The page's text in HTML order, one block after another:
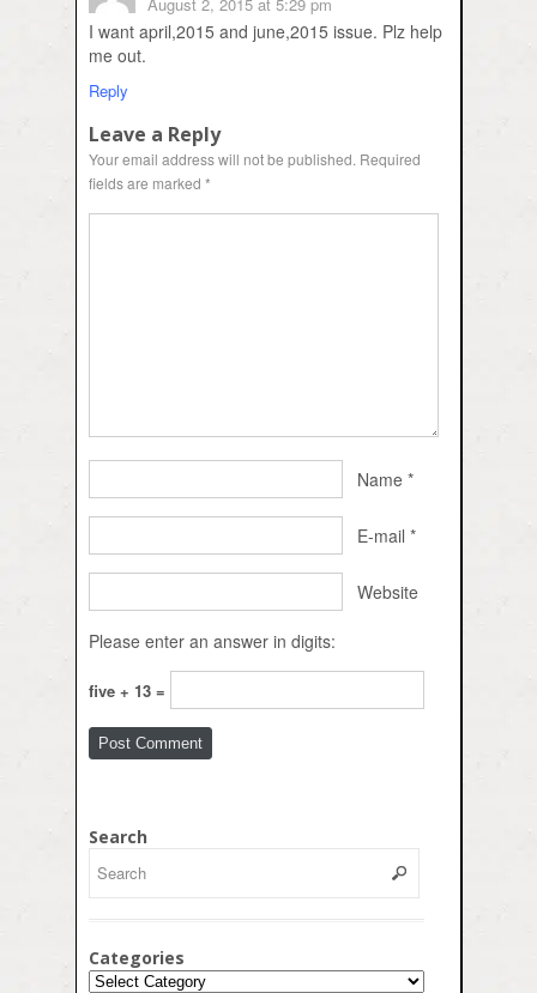
I want april,2015 and june,2015 issue. Plz help
me out.
Reply
Leave a Reply
Your email address will not be published. Required
fields are marked *
Name *
E-mail *
Website
Please enter an answer in digits:
five + 13 =
Search
Categories
Categories